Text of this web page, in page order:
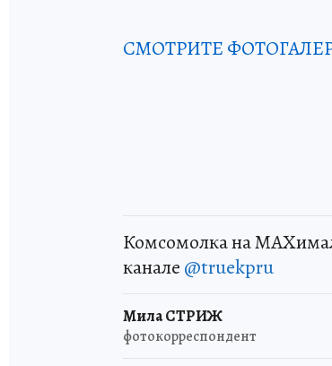
СМОТРИТЕ
Комсомолка на
канале @truekpru
Мила СТРИЖ
фотокорреспондент